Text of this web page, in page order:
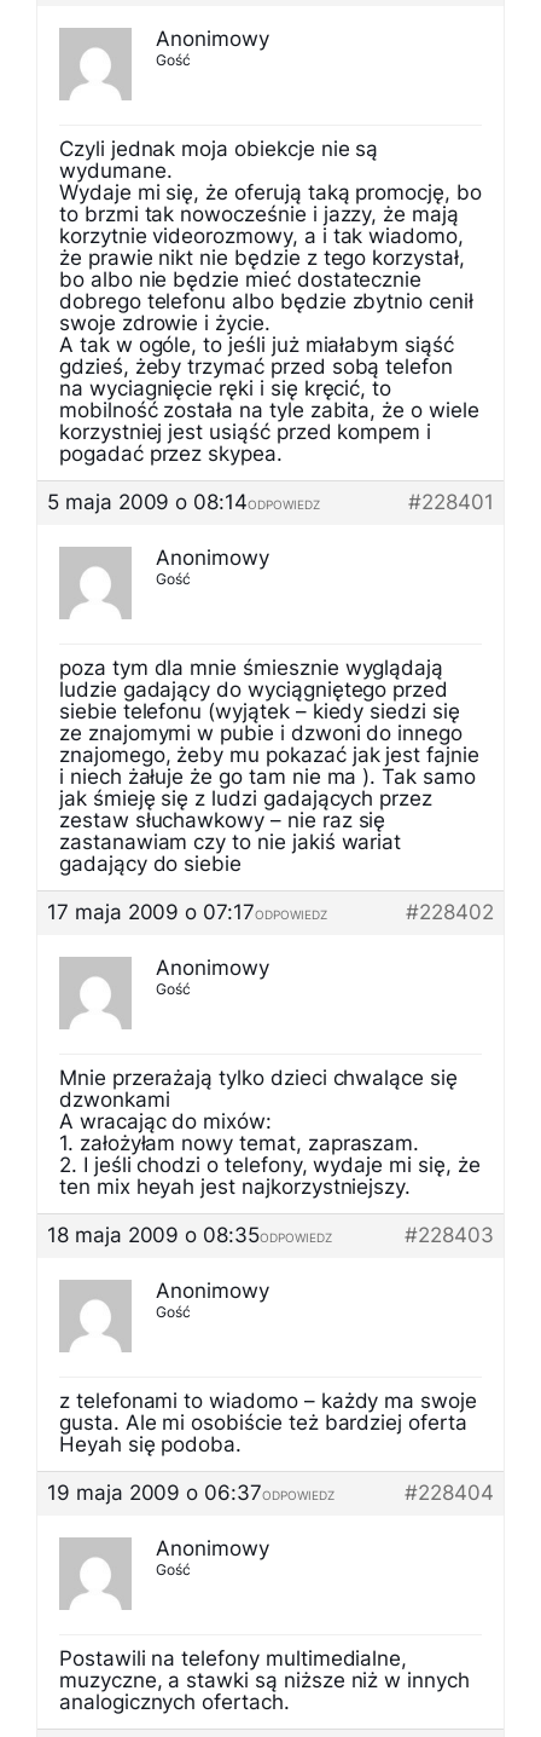
Anonimowy
Gość
Czyli jednak moja obiekcje nie są
wydumane.
Wydaje mi się, że oferują taką promocję, bo
to brzmi tak nowocześnie i jazzy, że mają
korzytnie videorozmowy, a i tak wiadomo,
że prawie nikt nie będzie z tego korzystał,
bo albo nie będzie mieć dostatecznie
dobrego telefonu albo będzie zbytnio cenił
swoje zdrowie i życie.
A tak w ogóle, to jeśli już miałabym siąść
gdzieś, żeby trzymać przed sobą telefon
na wyciagnięcie ręki i się kręcić, to
mobilność została na tyle zabita, że o wiele
korzystniej jest usiąść przed kompem i
pogadać przez skypea.
5 maja 2009 o 08:14
#228401
ODPOWIEDZ
Anonimowy
Gość
poza tym dla mnie śmiesznie wyglądają
ludzie gadający do wyciągniętego przed
siebie telefonu (wyjątek – kiedy siedzi się
ze znajomymi w pubie i dzwoni do innego
znajomego, żeby mu pokazać jak jest fajnie
i niech żałuje że go tam nie ma ). Tak samo
jak śmieję się z ludzi gadających przez
zestaw słuchawkowy – nie raz się
zastanawiam czy to nie jakiś wariat
gadający do siebie
17 maja 2009 o 07:17
#228402
ODPOWIEDZ
Anonimowy
Gość
Mnie przerażają tylko dzieci chwalące się
dzwonkami
A wracając do mixów:
1. założyłam nowy temat, zapraszam.
2. I jeśli chodzi o telefony, wydaje mi się, że
ten mix heyah jest najkorzystniejszy.
18 maja 2009 o 08:35
#228403
ODPOWIEDZ
Anonimowy
Gość
z telefonami to wiadomo – każdy ma swoje
gusta. Ale mi osobiście też bardziej oferta
Heyah się podoba.
19 maja 2009 o 06:37
#228404
ODPOWIEDZ
Anonimowy
Gość
Postawili na telefony multimedialne,
muzyczne, a stawki są niższe niż w innych
analogicznych ofertach.